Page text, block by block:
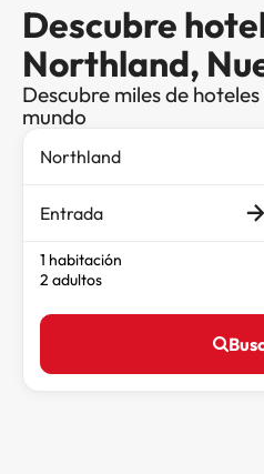
Descubre
Northland,
Descubre miles de
mundo
Entrada
1 habitación
2 adultos